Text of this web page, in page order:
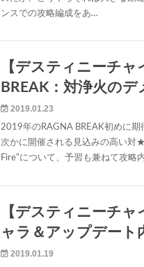
ンスでの攻略編成をあ…
【デスティニーチャ
BREAK：対浄火のデ
2019.01.23
2019年のRAGNA BREAK初めに
次かに開催される見込みの高い対
Fire”について、予習も兼ねて攻略
【デスティニーチ
ャラ＆アップデート
2019.01.19